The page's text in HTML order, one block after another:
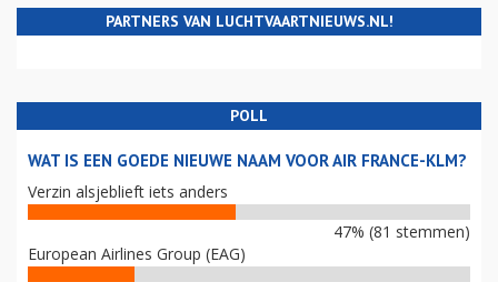
PARTNERS VAN LUCHTVAARTNIEUWS.NL!
POLL
WAT IS EEN GOEDE NIEUWE NAAM VOOR AIR FRANCE-KLM?
Verzin alsjeblieft iets anders
47% (81 stemmen)
European Airlines Group (EAG)